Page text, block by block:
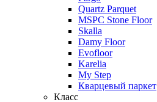
Quartz Parquet
MSPC Stone Floor
Skalla
Damy Floor
Evofloor
Karelia
My Step
Кварцевый паркет
Класс